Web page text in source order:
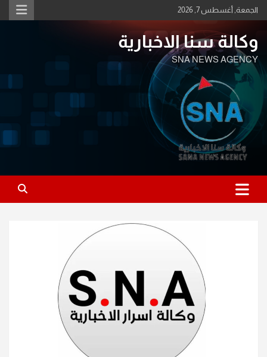
Skip
to
الجمعة, أغسطس 7, 2026
وكالة سنا الاخبارية
SNA NEWS AGENCY